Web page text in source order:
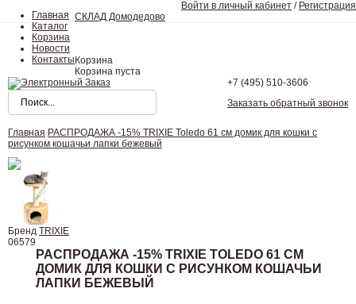
Главная
Каталог
Корзина
Новости
Контакты
Войти в личный кабинет / Регистрация
СКЛАД Домодедово
Корзина
Корзина пуста
+7 (495) 510-3606
Заказать обратный звонок
Главная РАСПРОДАЖА -15% TRIXIE Toledo 61 см домик для кошки с
рисунком кошачьи лапки бежевый
Бренд TRIXIE
06579
РАСПРОДАЖА -15% TRIXIE TOLEDO 61 СМ
ДОМИК ДЛЯ КОШКИ С РИСУНКОМ КОШАЧЬИ
ЛАПКИ БЕЖЕВЫЙ